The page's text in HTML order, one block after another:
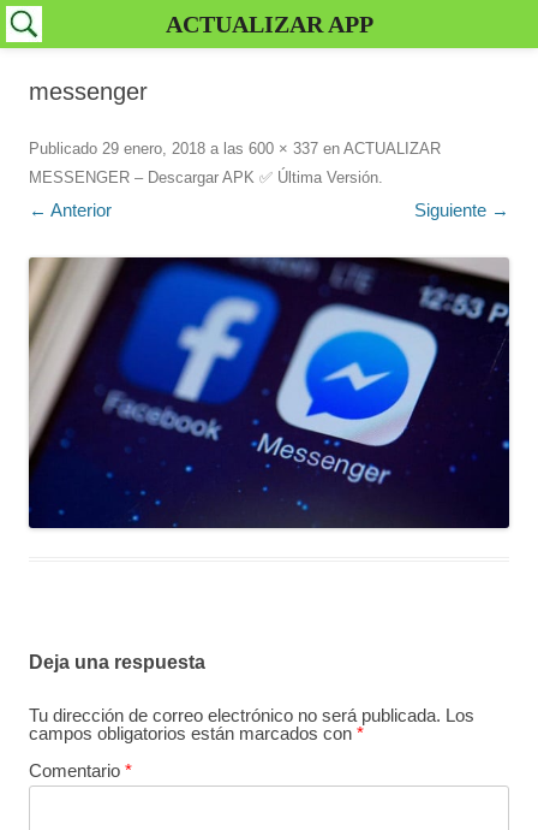
messenger
Publicado 29 enero, 2018 a las 600 × 337 en ACTUALIZAR
MESSENGER – Descargar APK ✅️ Última Versión.
← Anterior Siguiente →
Deja una respuesta
Tu dirección de correo electrónico no será publicada. Los
campos obligatorios están marcados con *
Comentario *
ACTUALIZAR APP